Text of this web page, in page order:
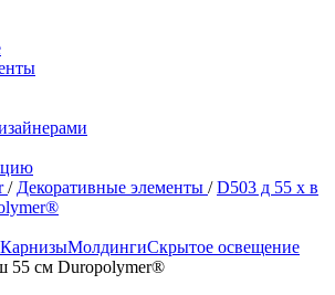
/ Декоративные элементы /D503 д 55 x в
КарнизыМолдингиСкрытое освещение
55 см Duropolymer®